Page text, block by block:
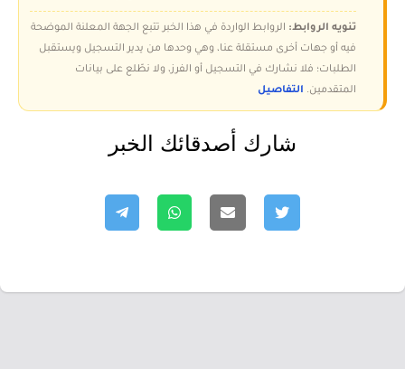
تنويه الروابط: الروابط الواردة في هذا الخبر تتبع الجهة المعلنة الموضحة
فيه أو جهات أخرى مستقلة عنا، وهي وحدها من يدير التسجيل ويستقبل
الطلبات؛ فلا نشارك في التسجيل أو الفرز، ولا نطّلع على بيانات
المتقدمين. التفاصيل
شارك أصدقائك الخبر